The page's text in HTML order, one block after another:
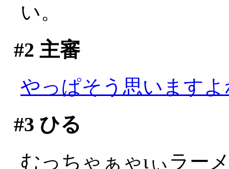
い。
#2 主審
やっぱそう思います
#3 ひる
むっちゃぁゃιぃラー